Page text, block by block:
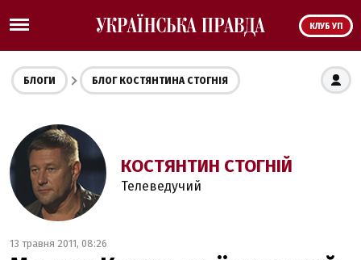
КЛУБ УП
БЛОГИ БЛОГ КОСТЯНТИНА СТОГНІЯ
КОСТЯНТИН СТОГНІЙ
Телеведучий
13 травня 2011, 08:26